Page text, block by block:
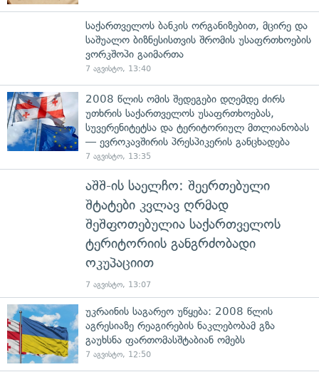
საქართველოს ბანკის ორგანიზებით, მცირე და
საშუალო ბიზნესისთვის შრომის უსაფრთხოების
ვორკშოპი გაიმართა
7 აგვისტო, 13:40
2008 წლის ომის შედეგები დღემდე ძირს
უთხრის საქართველოს უსაფრთხოებას,
სუვერენიტეტსა და ტერიტორიულ მთლიანობას
— ევროკავშირის პრესპიკერის განცხადება
7 აგვისტო, 13:35
აშშ-ის საელჩო: შეერთებული
შტატები კვლავ ღრმად
შეშფოთებულია საქართველოს
ტერიტორიის განგრძობადი
ოკუპაციით
7 აგვისტო, 13:07
უკრაინის საგარეო უწყება: 2008 წლის
აგრესიაზე რეაგირების ნაკლებობამ გზა
გაუხსნა ფართომასშტაბიან ომებს
7 აგვისტო, 12:50